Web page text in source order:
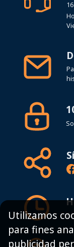
Utilizamos
para fines
publicidad